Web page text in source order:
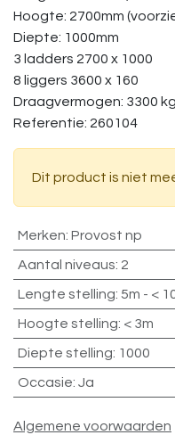
Hoogte: 2700mm
Diepte: 1000mm
3 ladders 2700 x 1000
8 liggers 3600 x 160
Draagvermogen: 3300
Referentie: 260104
Dit product is niet
Merken: Provost np
Aantal niveaus: 2
Lengte stelling: 5m - <
Hoogte stelling: < 3m
Diepte stelling: 1000
Occasie: Ja
Algemene voorwaarden